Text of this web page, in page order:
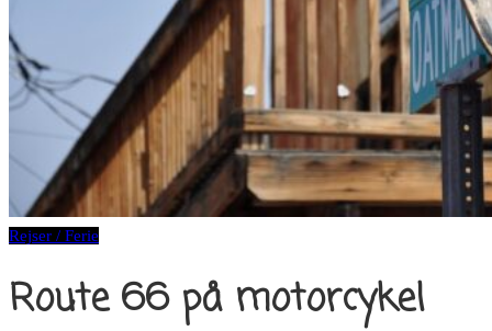
Rejser / Ferie
Route 66 på motorcykel